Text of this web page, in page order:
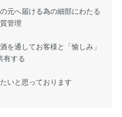
元へ届ける為の細部にわたる
管理
を通してお客様と「愉しみ」
有する
いと思っております